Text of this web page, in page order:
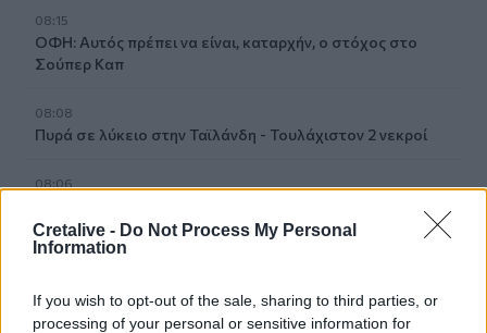
Cretalive - Do Not Process My Personal
Information
If you wish to opt-out of the sale, sharing to third parties, or
processing of your personal or sensitive information for
08:15
ΟΦΗ: Αυτός πρέπει να είναι, καταρχήν, ο στόχος στο
Σούπερ Καπ
08:08
Πυρά σε λύκειο στην Ταϊλάνδη - Τουλάχιστον 2 νεκροί
08:06
Αρκαδική Εθελοθυσία
Τα πρωτοσέλιδα των εφημερίδων